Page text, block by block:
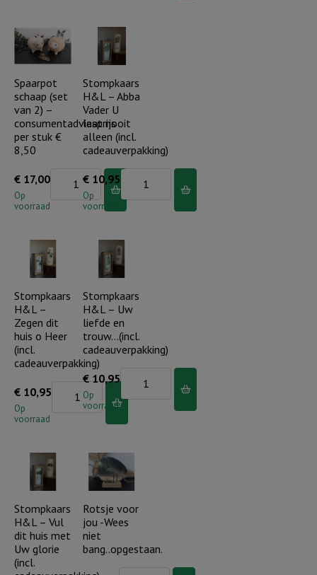
IJsbeer
van
3)
consumentadviesprijs
per
stuk
€
8,50
Spaarpot
schaap (set
van 2) –
consumentadviesprijs
per stuk €
8,50
€ 17,00
Op
voorraad
Spaarpot
2)
consumentadviesprijs
stuk
8,50
aantal
Stompkaars
H&L – Abba
Vader U
laat nooit
alleen (incl.
cadeauverpakking)
€ 10,95
Op
voorraad
H&L
-
Vader
laat
nooit
alleen
(incl.
cadeauverpakking)
aantal
Stompkaars
H&L –
Zegen dit
huis o Heer
(incl.
cadeauverpakking)
€ 10,95
Op
voorraad
Stompkaars
dit
o
Heer
(incl.
Stompkaars
H&L – Uw
liefde en
trouw…(incl.
cadeauverpakking)
€ 10,95
Op
voorraad
Stompkaars
H&L
liefde
en
trouw...
(incl.
cadeauverpakking)
aantal
Stompkaars
H&L – Vul
dit huis met
Uw glorie
(incl.
Rotsje voor
jou -Wees
niet
bang..opgestaan.